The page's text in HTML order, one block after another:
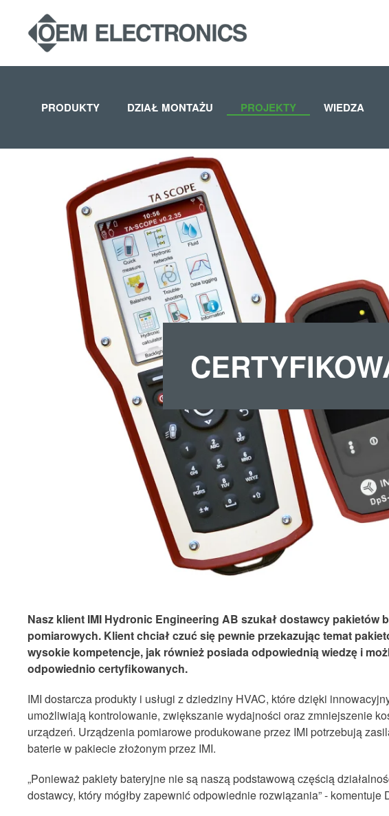
Skip to main content
PRODUKTY DZIAŁ MONTAŻU PROJEKTY WIEDZA
Nasz klient IMI Hydronic Engineering AB szukał dostawcy pakietów
pomiarowych. Klient chciał czuć się pewnie przekazując temat
wysokie kompetencje, jak również posiada odpowiednią wiedzę i
odpowiednio certyfikowanych.
IMI dostarcza produkty i usługi z dziedziny HVAC, które dzięki
umożliwiają kontrolowanie, zwiększanie wydajności oraz zmniejszenie
urządzeń. Urządzenia pomiarowe produkowane przez IMI potrzebują
baterie w pakiecie złożonym przez IMI.
„Ponieważ pakiety bateryjne nie są naszą podstawową częścią
dostawcy, który mógłby zapewnić odpowiednie rozwiązania” -